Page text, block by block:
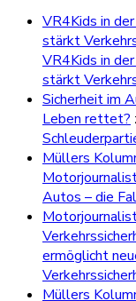
VR4Kids in
stärkt
VR4Kids in
stärkt
Sicherheit im
Leben rettet?
Müllers
Autos – die
ermöglicht
Müllers